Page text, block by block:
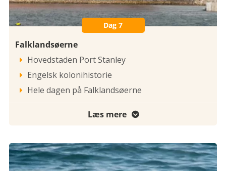
Dag 7
Falklandsøerne
 Hovedstaden Port Stanley
 Engelsk kolonihistorie
 Hele dagen på Falklandsøerne
Læs mere 